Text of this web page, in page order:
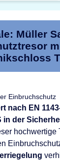
Müller
Einbruchschutz
nach EN
in der
hochwertige